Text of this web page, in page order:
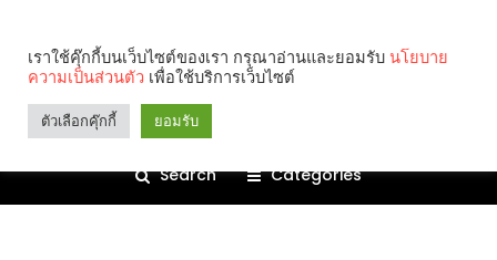
Search Categories
เราใช้คุ๊กกี้บนเว็บไซต์ของเรา กรุณาอ่านและยอมรับ นโยบาย
ความเป็นส่วนตัว เพื่อใช้บริการเว็บไซต์
ตัวเลือกคุ๊กกี้ ยอมรับ